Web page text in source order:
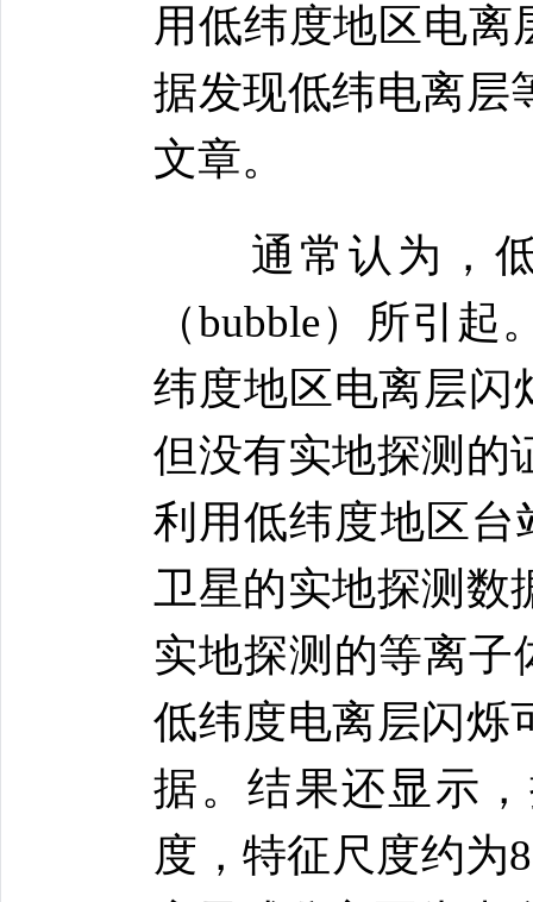
用低纬度地区电离
据发现低纬电离层
文章。
通常认为，低
（bubble）所引
纬度地区电离层闪
但没有实地探测的
利用低纬度地区台
卫星的实地探测数
实地探测的等离子
低纬度电离层闪烁
据。结果还显示
度，特征尺度约为